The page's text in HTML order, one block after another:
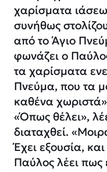
χαρίσματα
συνήθως
από το Άγιο
φωνάζει ο
τα χαρίσματα
Πνεύμα, που τα
καθένα χωριστά»
«Όπως θέλει»,
διαταχθεί.
Έχει εξουσία, και
Παύλος λέει πως